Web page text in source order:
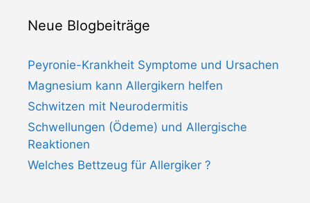
Neue Blogbeiträge
Peyronie-Krankheit Symptome und Ursachen
Magnesium kann Allergikern helfen
Schwitzen mit Neurodermitis
Schwellungen (Ödeme) und Allergische
Reaktionen
Welches Bettzeug für Allergiker ?